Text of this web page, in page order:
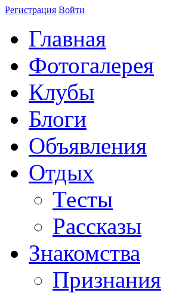
Регистрация Войти
Главная
Фотогалерея
Клубы
Блоги
Объявления
Отдых
Тесты
Рассказы
Знакомства
Признания